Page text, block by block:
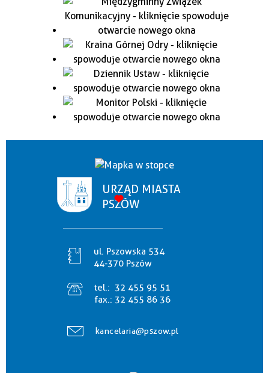
URZĄD MIASTA
PSZÓW
ul. Pszowska 534
44-370 Pszów
tel.: 32 455 95 51
fax.: 32 455 86 36
kancelaria@pszow.pl